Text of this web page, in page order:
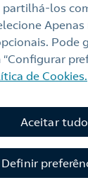
My Repsol
Online
Apenas
Pode
de Cookies.
Definir
Aceitar tudo